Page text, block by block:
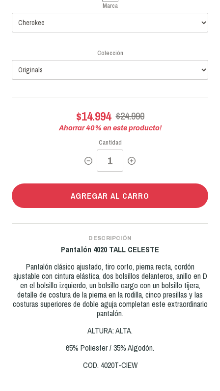
Marca
Colección
$14.994 $24.990
Ahorrar40% en este producto!
Cantidad
AGREGAR AL CARRO
DESCRIPCIÓN
Pantalón 4020 TALL CELESTE
Pantalón clásico ajustado, tiro corto, pierna recta, cordón
ajustable con cintura elástica, dos bolsillos delanteros, anillo en D
en el bolsillo izquierdo, un bolsillo cargo con un bolsillo tijera,
detalle de costura de la pierna en la rodilla, cinco presillas y las
costuras superiores de doble aguja completan este extraordinario
pantalón.
ALTURA: ALTA.
65% Poliester / 35% Algodón.
COD. 4020T-CIEW